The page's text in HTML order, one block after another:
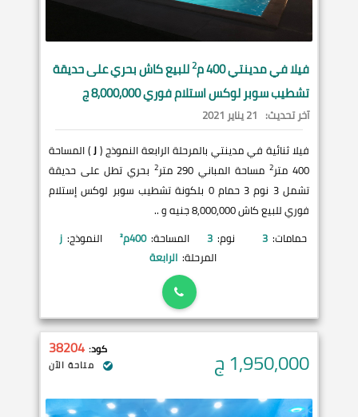
فيلا فيمدينتي400 م 2للبيع كاش بحري على حديقة
تشطيب سوبر لوكس استلام فوري 8,000,000 ج
آخر تحديث: 21 يناير 2021
فيلا ثنائية في مدينتي بالمرحلة الرابعة النموذج (J) المساحة
400 متر
2مساحة المباني 290 متر 2 بحري تطل على حديقة
تشمل 3 نوم 3 حمام 0 بلكونة تشطيب سوبر لوكس إستلام
فوري للبيع كاش 8,000,000 جنيه و ..
حمامات: 3 نوم: 3 المساحة: 400م² النموذج: j
المرحلة: الرابعة
1,950,000ج كود: 38204
متاحة الآن